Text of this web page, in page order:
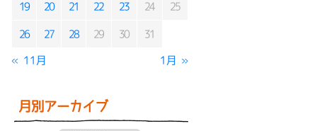
19 20 21 22 23 24 25
26 27 28 29 30 31
« 11月 1月 »
月別アーカイブ